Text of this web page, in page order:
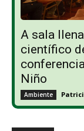
A sala
científico
Niño
Ambiente